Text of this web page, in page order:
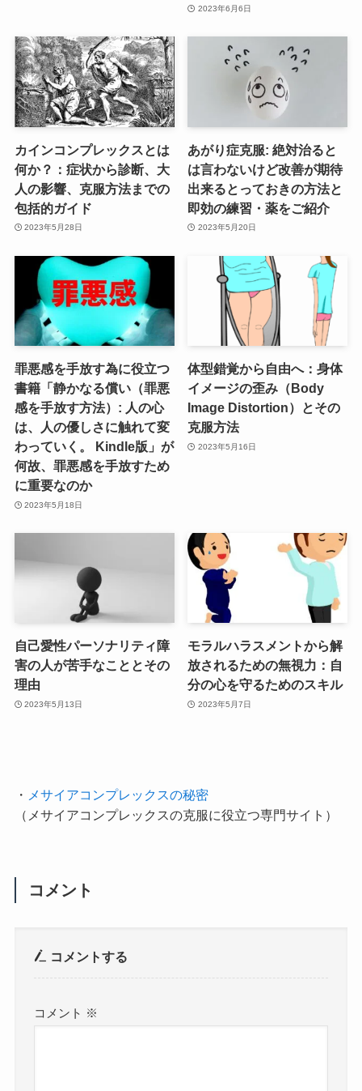
2023年6月6日
カインコンプレックスとは
何か？：症状から診断、大
人の影響、克服方法までの
包括的ガイド
2023年5月28日
あがり症克服: 絶対治ると
は言わないけど改善が期待
出来るとっておきの方法と
即効の練習・薬をご紹介
2023年5月20日
罪悪感を手放す為に役立つ
書籍「静かなる償い（罪悪
感を手放す方法）: 人の心
は、人の優しさに触れて変
わっていく。 Kindle版」が
何故、罪悪感を手放すため
に重要なのか
2023年5月18日
体型錯覚から自由へ：身体
イメージの歪み（Body
Image Distortion）とその
克服方法
2023年5月16日
自己愛性パーソナリティ障
害の人が苦手なこととその
理由
2023年5月13日
モラルハラスメントから解
放されるための無視力：自
分の心を守るためのスキル
2023年5月7日
・
メサイアコンプレックスの秘密
（メサイアコンプレックスの克服に役立つ専門サイト）
コメント
コメントする
コメント ※